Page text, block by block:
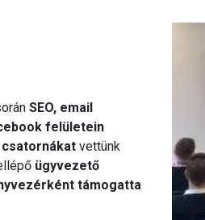
SEO, email
felületein
vettünk
ügyvezető
támogatta